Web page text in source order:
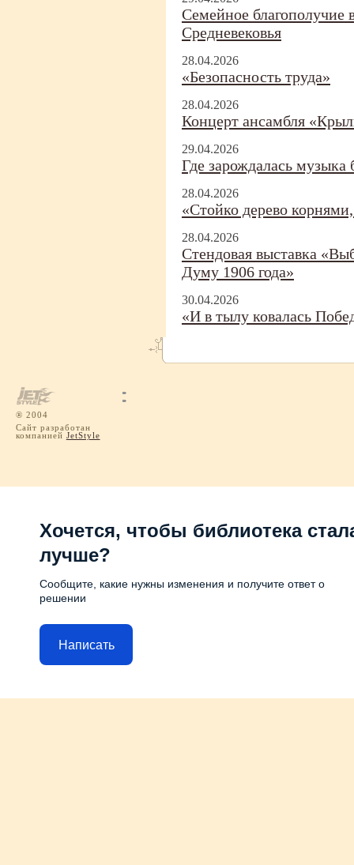
Семейное благополучие
Средневековья
28.04.2026
«Безопасность труда»
28.04.2026
Концерт ансамбля
29.04.2026
Где зарождалась музыка
28.04.2026
«Стойко дерево
28.04.2026
Стендовая выставка
Думу 1906 года»
30.04.2026
«И в тылу ковалась
® 2004
Сайт разработан
компанией JetStyle
Хочется, чтобы библиотека
лучше?
Сообщите, какие нужны изменения и получите ответ о
решении
Написать